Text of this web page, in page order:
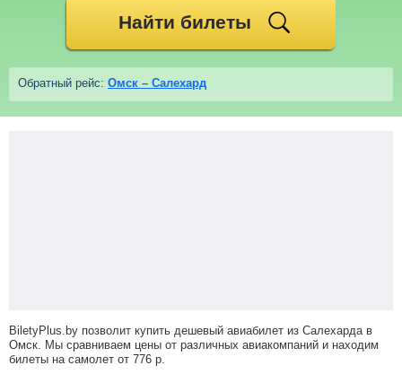
Найти билеты
Обратный рейс: Омск – Салехард
BiletyPlus.by позволит купить дешевый авиабилет из Салехарда в
Омск. Мы сравниваем цены от различных авиакомпаний и находим
билеты на самолет от 776 р